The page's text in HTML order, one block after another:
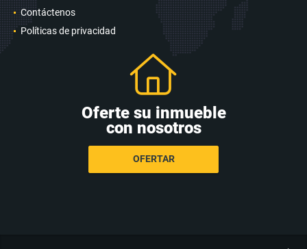
Contáctenos
Políticas de privacidad
Oferte su inmueble
con nosotros
OFERTAR